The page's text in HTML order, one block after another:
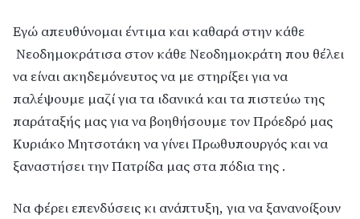
Εγώ απευθύνομαι έντιμα και καθαρά στην κάθε
Νεοδημοκράτισα στον κάθε Νεοδημοκράτη που θέλει
να είναι ακηδεμόνευτος να με στηρίξει για να
παλέψουμε μαζί για τα ιδανικά και τα πιστεύω της
παράταξής μας για να βοηθήσουμε τον Πρόεδρό μας
Κυριάκο Μητσοτάκη να γίνει Πρωθυπουργός και να
ξαναστήσει την Πατρίδα μας στα πόδια της .
Να φέρει επενδύσεις κι ανάπτυξη, για να ξανανοίξουν